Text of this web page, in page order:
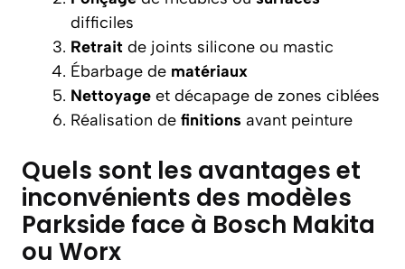
difficiles
Retrait de joints silicone ou mastic
Ébarbage de matériaux
Nettoyage et décapage de zones ciblées
Réalisation de finitions avant peinture
Quels sont les avantages et
inconvénients des modèles
Parkside face à Bosch Makita
ou Worx